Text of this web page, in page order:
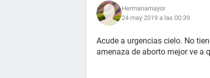
Hermanamayor
24 may 2019 a las 00:39
Acude a urgencias cielo. No
amenaza de aborto mejor ve a